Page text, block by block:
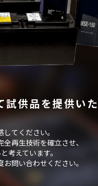
試供品を提供い
てください。
再⽣技術を確⽴させ、
考えています。
問い合わせください。